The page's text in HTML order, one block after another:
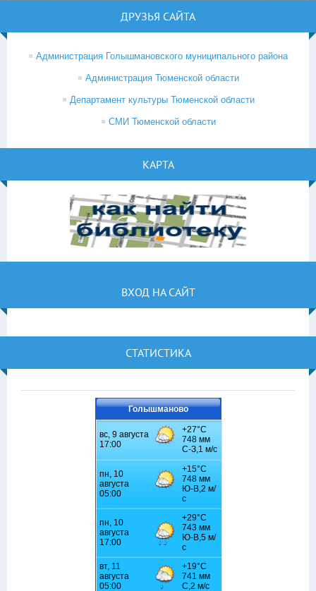
ДРУЗЬЯ САЙТА
Администрация Голышмановского муниципального района
Администрация Тюменской области
Департамент культуры Тюменской области
СМИ Тюменской области
КАРТА
ВХОД НА САЙТ
СТАТИСТИКА
Голышманово